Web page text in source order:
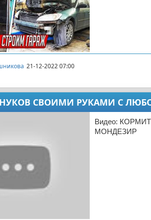
21-12-2022 07:00
СВОИМИ РУКАМИ С
Видео:
МОНДЕЗИР